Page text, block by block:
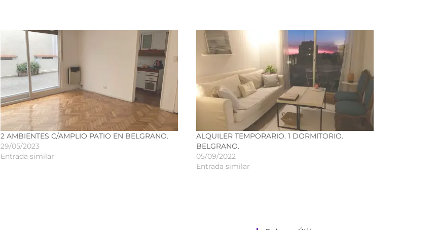
2 AMBIENTES C/AMPLIO PATIO EN BELGRANO.
29/05/2023
Entrada similar
ALQUILER TEMPORARIO. 1 DORMITORIO.
BELGRANO.
05/09/2022
Entrada similar